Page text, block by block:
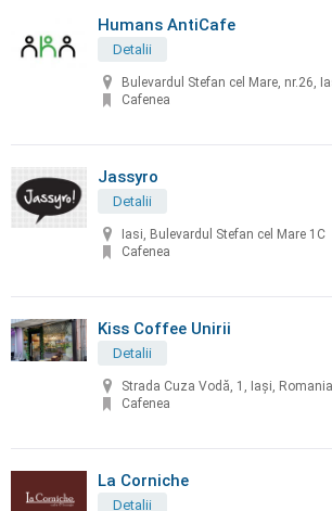
Humans AntiCafe
Detalii
Bulevardul Stefan cel Mare, nr.26,
Cafenea
Jassyro
Detalii
Iasi, Bulevardul Stefan cel Mare 1C
Cafenea
Kiss Coffee Unirii
Detalii
Strada Cuza Vodă, 1, Iași, Romania
Cafenea
La Corniche
Detalii